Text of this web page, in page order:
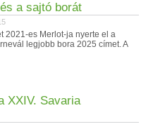
a sajtó borát
2021-es Merlot-ja nyerte el a
legjobb bora 2025 címet. A
XXIV. Savaria